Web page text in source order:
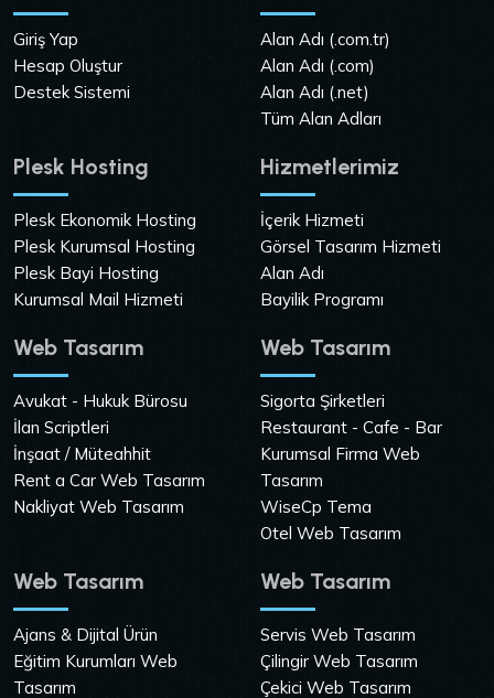
Giriş Yap
Hesap Oluştur
Destek Sistemi
Alan Adı (.com.tr)
Alan Adı (.com)
Alan Adı (.net)
Tüm Alan Adları
Plesk Hosting
Plesk Ekonomik Hosting
Plesk Kurumsal Hosting
Plesk Bayi Hosting
Kurumsal Mail Hizmeti
Hizmetlerimiz
İçerik Hizmeti
Görsel Tasarım Hizmeti
Alan Adı
Bayilik Programı
Web Tasarım
Avukat - Hukuk Bürosu
İlan Scriptleri
İnşaat / Müteahhit
Rent a Car Web Tasarım
Nakliyat Web Tasarım
Web Tasarım
Sigorta Şirketleri
Restaurant - Cafe - Bar
Kurumsal Firma Web
Tasarım
WiseCp Tema
Otel Web Tasarım
Web Tasarım
Ajans & Dijital Ürün
Eğitim Kurumları Web
Tasarım
Web Tasarım
Servis Web Tasarım
Çilingir Web Tasarım
Çekici Web Tasarım